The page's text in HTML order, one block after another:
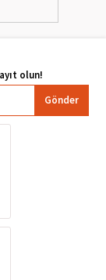
Gönder